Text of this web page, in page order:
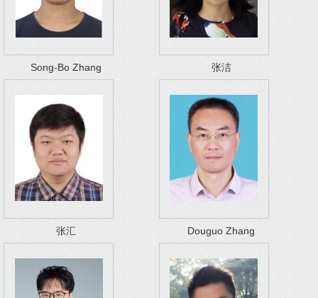
Song-Bo Zhang 张洁
张汇 Douguo Zhang